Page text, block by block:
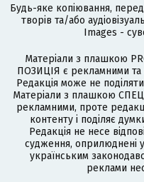
Будь-яке копіювання,
творів та/або
Images -
Матеріали з плашкою
ПОЗИЦІЯ є рекламними та
Редакція може не
Матеріали з плашкою
рекламними, проте
контенту і поділяє
Редакція не несе
судження, оприлюднені
українським
реклами